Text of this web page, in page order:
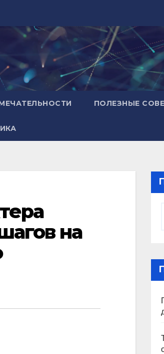
ПОЛЕЗНЫЕ
на